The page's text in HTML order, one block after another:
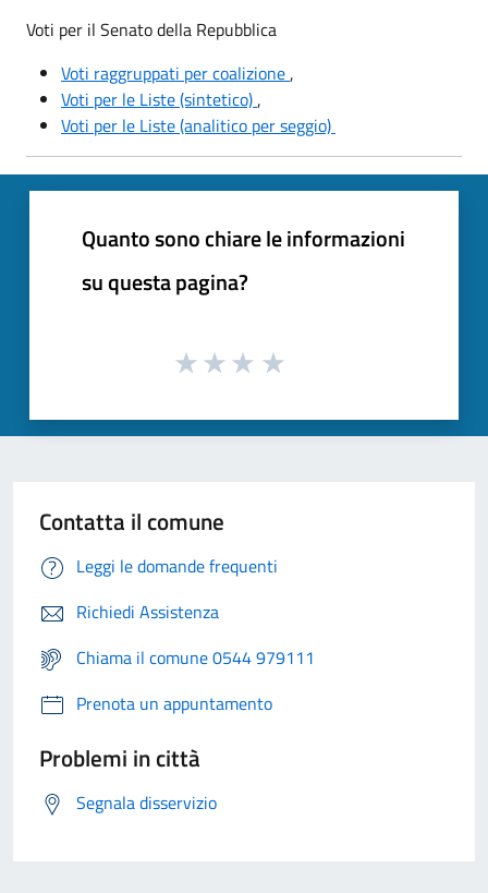
Voti per il Senato della Repubblica
Voti raggruppati per coalizione ,
Voti per le Liste (sintetico) ,
Voti per le Liste (analitico per seggio)
Quanto sono chiare le informazioni
su questa pagina?
Contatta il comune
Leggi le domande frequenti
Richiedi Assistenza
Chiama il comune 0544 979111
Prenota un appuntamento
Problemi in città
Segnala disservizio